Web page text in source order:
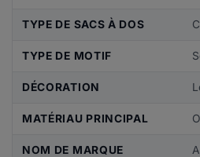
TYPE DE SACS À DOS
TYPE DE MOTIF
DÉCORATION
MATÉRIAU PRINCIPAL
NOM DE MARQUE